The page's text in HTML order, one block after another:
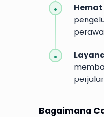
Bagaimana